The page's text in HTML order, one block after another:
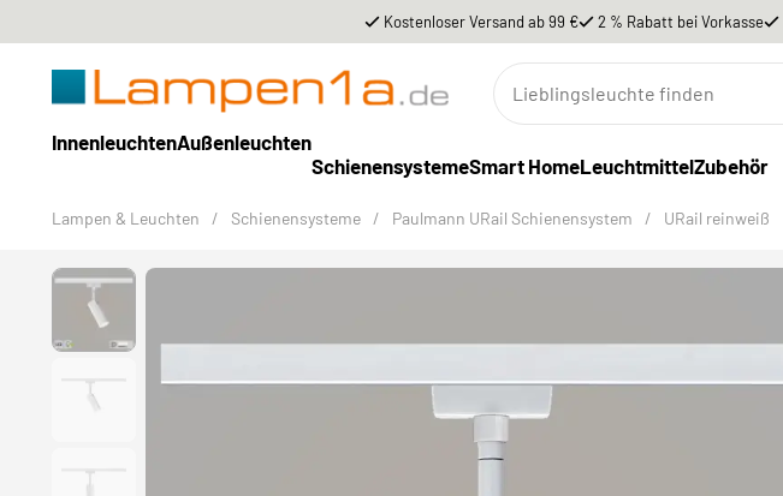
Kostenloser Versand ab 99 € 2 % Rabatt bei Vorkasse
InnenleuchtenAußenleuchten
SchienensystemeSmart HomeLeuchtmittelZubehör
Lampen & Leuchten / Schienensysteme / Paulmann URail Schienensystem / URail reinweiß